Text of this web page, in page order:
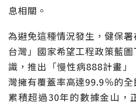
息相關。
為避免這種情況發生，健保
台灣」國家希望工程政策藍
識，推出「慢性病888計畫」
灣擁有覆蓋率高達99.9％的
累積超過30年的數據金山，